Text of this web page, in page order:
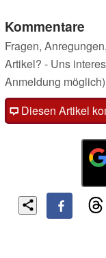
Kommentare
Fragen,
Artikel? - Uns
Anmeldung
Diesen Artikel